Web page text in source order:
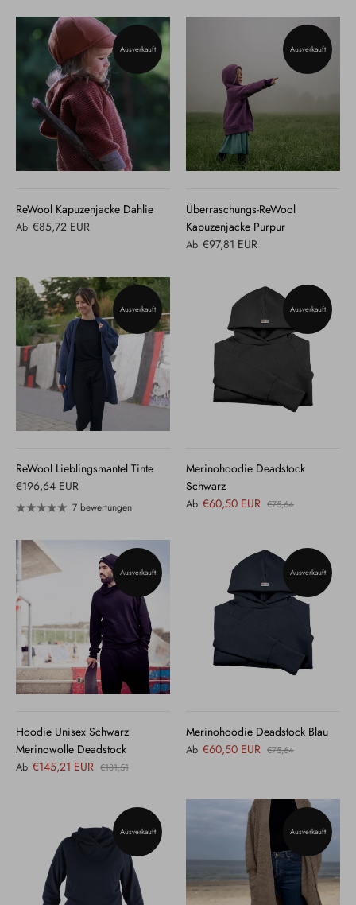
Ausverkauft
ReWool Kapuzenjacke Dahlie
Ab €85,72 EUR
Ausverkauft
Überraschungs-ReWool
Kapuzenjacke Purpur
Ab €97,81 EUR
Ausverkauft
ReWool Lieblingsmantel Tinte
€196,64 EUR
7 bewertungen
Ausverkauft
Merinohoodie Deadstock
Schwarz
Ab €60,50 EUR €75,64
Ausverkauft
Hoodie Unisex Schwarz
Merinowolle Deadstock
Ab €145,21 EUR €181,51
Ausverkauft
Merinohoodie Deadstock Blau
Ab €60,50 EUR €75,64
Ausverkauft Ausverkauft